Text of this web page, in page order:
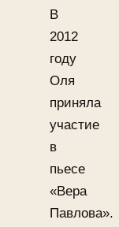
В
2012
году
Оля
приняла
участие
в
пьесе
«Вера
Павлова».